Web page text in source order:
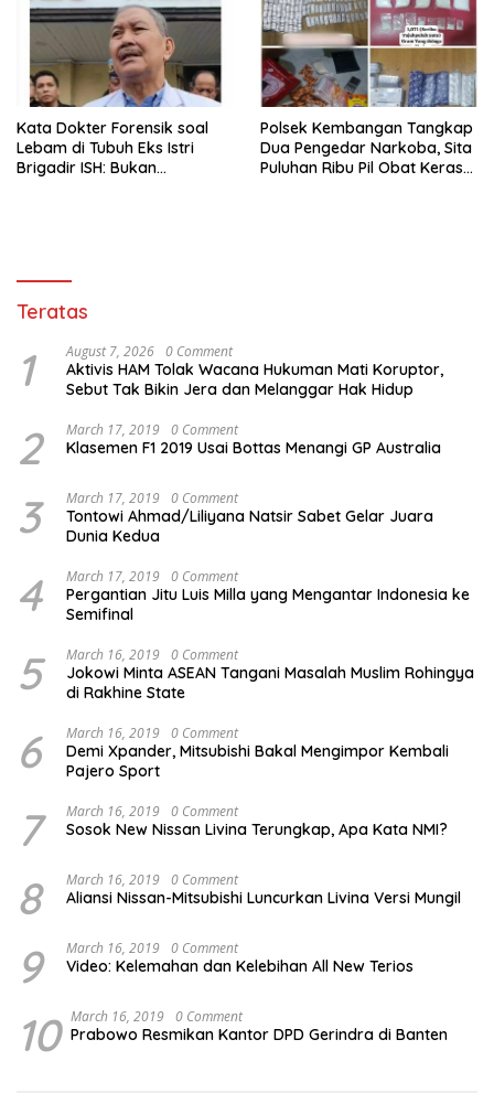
Kata Dokter Forensik soal
Lebam di Tubuh Eks Istri
Brigadir ISH: Bukan
Polsek Kembangan Tangkap
Dua Pengedar Narkoba, Sita
Puluhan Ribu Pil Obat Keras
Teratas
1 August 7, 2026 0 Comment
Aktivis HAM Tolak Wacana Hukuman Mati Koruptor,
Sebut Tak Bikin Jera dan Melanggar Hak Hidup
2 March 17, 2019 0 Comment
Klasemen F1 2019 Usai Bottas Menangi GP Australia
3 March 17, 2019 0 Comment
Tontowi Ahmad/Liliyana Natsir Sabet Gelar Juara
Dunia Kedua
4 March 17, 2019 0 Comment
Pergantian Jitu Luis Milla yang Mengantar Indonesia ke
Semifinal
5 March 16, 2019 0 Comment
Jokowi Minta ASEAN Tangani Masalah Muslim Rohingya
di Rakhine State
6 March 16, 2019 0 Comment
Demi Xpander, Mitsubishi Bakal Mengimpor Kembali
Pajero Sport
7 March 16, 2019 0 Comment
Sosok New Nissan Livina Terungkap, Apa Kata NMI?
8 March 16, 2019 0 Comment
Aliansi Nissan-Mitsubishi Luncurkan Livina Versi Mungil
9 March 16, 2019 0 Comment
Video: Kelemahan dan Kelebihan All New Terios
10 March 16, 2019 0 Comment
Prabowo Resmikan Kantor DPD Gerindra di Banten